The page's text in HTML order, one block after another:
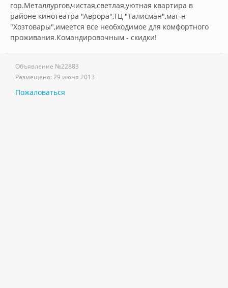
гор.Металлургов,чистая,светлая,уютная квартира в
районе кинотеатра "Аврора",ТЦ "Талисман",маг-н
"Хозтовары",имеется все необходимое для комфортного
проживания.Командировочным - скидки!
Объявление №22883
Размещено: 29 июня 2013
Пожаловаться